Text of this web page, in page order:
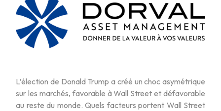
L’élection de Donald Trump a créé un choc asymétrique
sur les marchés, favorable à Wall Street et défavorable
au reste du monde. Quels facteurs portent Wall Street